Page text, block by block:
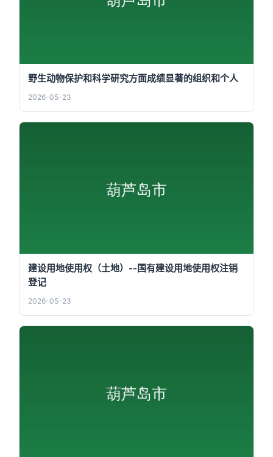
野生动物保护和科学研究方面成绩显著的组织和个人
2026-05-23
建设用地使用权（土地）--国有建设用地使用权注销
登记
2026-05-23